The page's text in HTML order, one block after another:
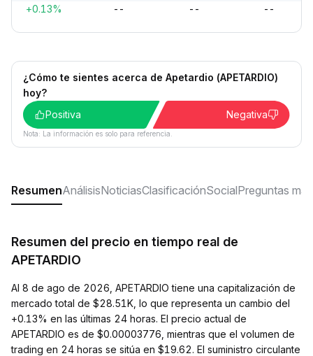
+0.13% -- -- --
¿Cómo te sientes acerca de Apetardio (APETARDIO)
hoy?
Positiva
Negativa
Nota: La información es solo para referencia.
ResumenAnálisisNoticiasClasificaciónSocialPreguntas
Resumen del precio en tiempo real de
APETARDIO
Al 8 de ago de 2026, APETARDIO tiene una capitalización de
mercado total de $28.51K, lo que representa un cambio del
+0.13% en las últimas 24 horas. El precio actual de
APETARDIO es de $0.00003776, mientras que el volumen de
trading en 24 horas se sitúa en $19.62. El suministro circulante